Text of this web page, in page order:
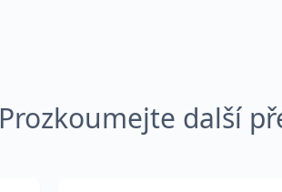
Prozkoumejte další